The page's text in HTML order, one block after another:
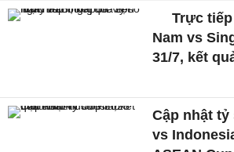
Trực
Nam vs
31/7, kết
Cập nhật tỷ
vs